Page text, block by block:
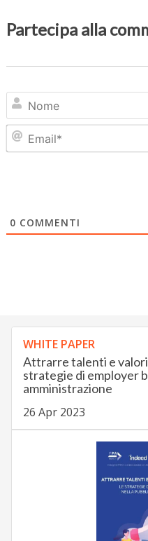
Partecipa alla
0 COMMENTI
WHITE PAPER
Attrarre talenti e
strategie di employer
amministrazione
26 Apr 2023